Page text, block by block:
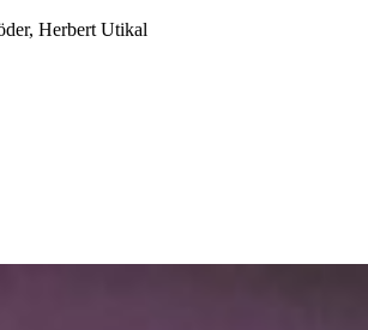
Herbert Utikal